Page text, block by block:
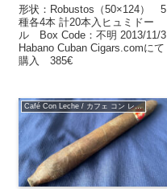
形状：Robustos（50×124） 5
種各4本 計20本入ヒュミドー
ル Box Code：不明 2013/11/3
Habano Cuban Cigars.comにて
購入 385€
Café Con Leche / カフェ コン レチェ